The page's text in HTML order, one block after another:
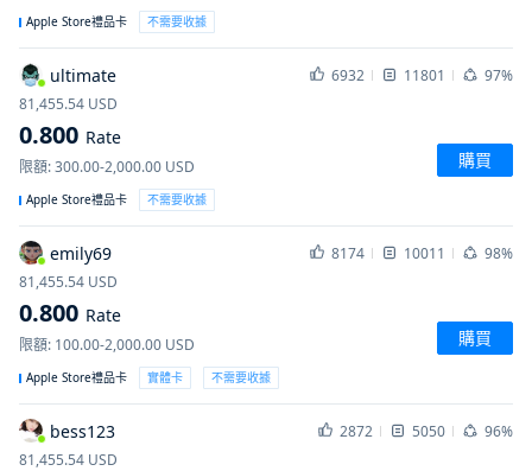
Apple Store禮品卡 不需要收據
ultimate 6932 11801
97%
81,455.54 USD
0.800 Rate
限額:300.00-2,000.00 USD 購買
Apple Store禮品卡 不需要收據
emily69 8174 10011
98%
81,455.54 USD
0.800 Rate
限額: 100.00-2,000.00 USD 購買
Apple Store禮品卡 實體卡 不需要收據
bess123 2872 5050
96%
81,455.54 USD